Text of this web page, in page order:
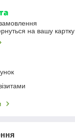
на вашу картку